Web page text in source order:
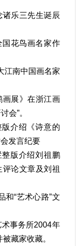
诸乐三先生诞辰
国花鸟画名家作
江南中国画名家
画展》在浙江画
会”。
版介绍《诗意的
发言纪要
整版介绍刘祖鹏
论文章及刘祖
和“艺术心路”文
术事务所2004年
藏家收藏。